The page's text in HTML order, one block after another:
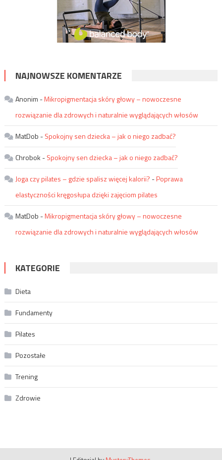
NAJNOWSZE KOMENTARZE
Anonim -Mikropigmentacja skóry głowy – nowoczesne
rozwiązanie dla zdrowych i naturalnie wyglądających włosów
MatDob -Spokojny sen dziecka – jak o niego zadbać?
Chrobok -Spokojny sen dziecka – jak o niego zadbać?
Joga czy pilates – gdzie spalisz więcej kalorii? -Poprawa
elastyczności kręgosłupa dzięki zajęciom pilates
MatDob -Mikropigmentacja skóry głowy – nowoczesne
rozwiązanie dla zdrowych i naturalnie wyglądających włosów
KATEGORIE
Dieta
Fundamenty
Pilates
Pozostałe
Trening
Zdrowie